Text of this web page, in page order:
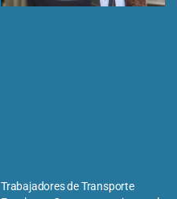
Trabajadores de Transporte